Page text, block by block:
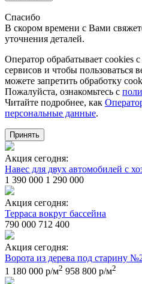
Спасибо
В скором времени с Вами
уточнения деталей.
Оператор обрабатывает cookies
сервисов и чтобы пользоваться
можете запретить обработку
Пожалуйста, ознакомьтесь с
Читайте подробнее, как
персональные данные.
Принять
Акция сегодня:
Навес для двух автомобилей с
1 390 000 1 290 000
Акция сегодня:
Терраса вокруг бассейна
790 000 712 400
Акция сегодня:
Ворота из дерева под старину
1 180 000 р/м2 958 800 р/м2